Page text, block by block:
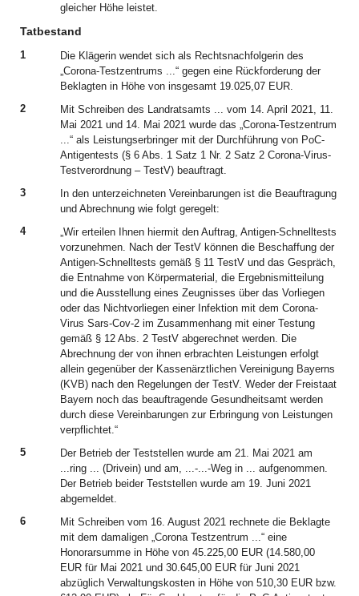
gleicher Höhe leistet.
Tatbestand
1
Die Klägerin wendet sich als Rechtsnachfolgerin des
„Corona-Testzentrums ...“ gegen eine Rückforderung der
Beklagten in Höhe von insgesamt 19.025,07 EUR.
2
Mit Schreiben des Landratsamts ... vom 14. April 2021, 11.
Mai 2021 und 14. Mai 2021 wurde das „Corona-Testzentrum
...“ als Leistungserbringer mit der Durchführung von PoC-
Antigentests (§ 6 Abs. 1 Satz 1 Nr. 2 Satz 2 Corona-Virus-
Testverordnung – TestV) beauftragt.
3
In den unterzeichneten Vereinbarungen ist die Beauftragung
und Abrechnung wie folgt geregelt:
4
„Wir erteilen Ihnen hiermit den Auftrag, Antigen-Schnelltests
vorzunehmen. Nach der TestV können die Beschaffung der
Antigen-Schnelltests gemäß § 11 TestV und das Gespräch,
die Entnahme von Körpermaterial, die Ergebnismitteilung
und die Ausstellung eines Zeugnisses über das Vorliegen
oder das Nichtvorliegen einer Infektion mit dem Corona-
Virus Sars-Cov-2 im Zusammenhang mit einer Testung
gemäß § 12 Abs. 2 TestV abgerechnet werden. Die
Abrechnung der von ihnen erbrachten Leistungen erfolgt
allein gegenüber der Kassenärztlichen Vereinigung Bayerns
(KVB) nach den Regelungen der TestV. Weder der Freistaat
Bayern noch das beauftragende Gesundheitsamt werden
durch diese Vereinbarungen zur Erbringung von Leistungen
verpflichtet.“
5
Der Betrieb der Teststellen wurde am 21. Mai 2021 am
...ring ... (Drivein) und am, ...-...-Weg in ... aufgenommen.
Der Betrieb beider Teststellen wurde am 19. Juni 2021
abgemeldet.
6
Mit Schreiben vom 16. August 2021 rechnete die Beklagte
mit dem damaligen „Corona Testzentrum ...“ eine
Honorarsumme in Höhe von 45.225,00 EUR (14.580,00
EUR für Mai 2021 und 30.645,00 EUR für Juni 2021
abzüglich Verwaltungskosten in Höhe von 510,30 EUR bzw.